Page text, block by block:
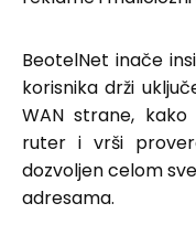
BeotelNet inače
korisnika drži
WAN strane,
ruter i vrši
dozvoljen celom
adresama.